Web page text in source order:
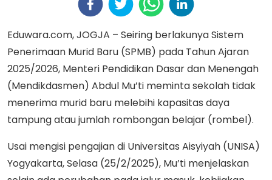
Eduwara.com, JOGJA – Seiring berlakunya Sistem
Penerimaan Murid Baru (SPMB) pada Tahun Ajaran
2025/2026, Menteri Pendidikan Dasar dan Menengah
(Mendikdasmen) Abdul Mu’ti meminta sekolah tidak
menerima murid baru melebihi kapasitas daya
tampung atau jumlah rombongan belajar (rombel).
Usai mengisi pengajian di Universitas Aisyiyah (UNISA)
Yogyakarta, Selasa (25/2/2025), Mu’ti menjelaskan